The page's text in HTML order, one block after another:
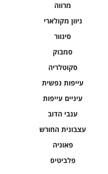
מרווה
ניוון מקולארי
סינוור
סמבוק
סקוטלריה
עייפות נפשית
עיניים עייפות
ענבי הדוב
עצבונית החורש
פאוניה
פלביטיס